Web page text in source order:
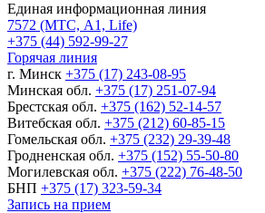
Единая информационная линия
7572 (МТС, A1, Life)
+375 (44) 592-99-27
Горячая линия
г. Минск +375 (17) 243-08-95
Минская обл. +375 (17) 251-07-94
Брестская обл. +375 (162) 52-14-57
Витебская обл. +375 (212) 60-85-15
Гомельская обл. +375 (232) 29-39-48
Гродненская обл. +375 (152) 55-50-80
Могилевская обл. +375 (222) 76-48-50
БНП +375 (17) 323-59-34
Запись на прием